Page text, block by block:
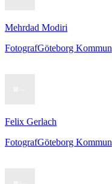
Mehrdad Modiri
FotografGöteborg Kommun
Felix Gerlach
FotografGöteborg Kommun